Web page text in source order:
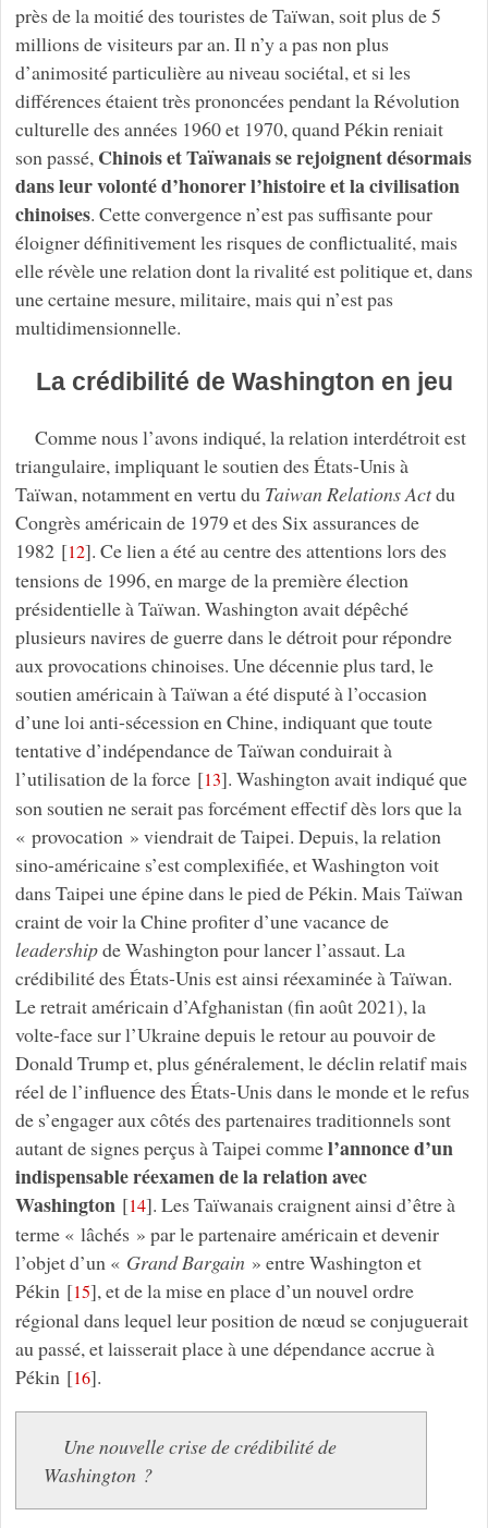
près de la moitié des touristes de Taïwan, soit plus de 5
millions de visiteurs par an. Il n’y a pas non plus
d’animosité particulière au niveau sociétal, et si les
différences étaient très prononcées pendant la Révolution
culturelle des années 1960 et 1970, quand Pékin reniait
son passé, Chinois et Taïwanais se rejoignent désormais
dans leur volonté d’honorer l’histoire et la civilisation
chinoises. Cette convergence n’est pas suffisante pour
éloigner définitivement les risques de conflictualité, mais
elle révèle une relation dont la rivalité est politique et, dans
une certaine mesure, militaire, mais qui n’est pas
multidimensionnelle.
La crédibilité de Washington en jeu
Comme nous l’avons indiqué, la relation interdétroit est
triangulaire, impliquant le soutien des États-Unis à
Taïwan, notamment en vertu du Taiwan Relations Actdu
Congrès américain de 1979 et des Six assurances de
1982[12]. Ce lien a été au centre des attentions lors des
tensions de 1996, en marge de la première élection
présidentielle à Taïwan. Washington avait dépêché
plusieurs navires de guerre dans le détroit pour répondre
aux provocations chinoises. Une décennie plus tard, le
soutien américain à Taïwan a été disputé à l’occasion
d’une loi anti-sécession en Chine, indiquant que toute
tentative d’indépendance de Taïwan conduirait à
l’utilisation de la force[13]. Washington avait indiqué que
son soutien ne serait pas forcément effectif dès lors que la
« provocation » viendrait de Taipei. Depuis, la relation
sino-américaine s’est complexifiée, et Washington voit
dans Taipei une épine dans le pied de Pékin. Mais Taïwan
craint de voir la Chine profiter d’une vacance de
leadershipde Washington pour lancer l’assaut. La
crédibilité des États-Unis est ainsi réexaminée à Taïwan.
Le retrait américain d’Afghanistan (fin août 2021), la
volte-face sur l’Ukraine depuis le retour au pouvoir de
Donald Trump et, plus généralement, le déclin relatif mais
réel de l’influence des États-Unis dans le monde et le refus
de s’engager aux côtés des partenaires traditionnels sont
autant de signes perçus à Taipei commel’annonce d’un
indispensable réexamen de la relation avec
Washington[14]. Les Taïwanais craignent ainsi d’être à
terme « lâchés » par le partenaire américain et devenir
l’objet d’un « Grand Bargain» entre Washington et
Pékin[15], et de la mise en place d’un nouvel ordre
régional dans lequel leur position de nœud se conjuguerait
au passé, et laisserait place à une dépendance accrue à
Pékin[16].
Une nouvelle crise de crédibilité de
Washington ?